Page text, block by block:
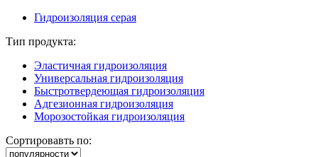
Гидроизоляция серая
Тип продукта:
Эластичная гидроизоляция
Универсальная гидроизоляция
Быстротвердеющая гидроизоляция
Адгезионная гидроизоляция
Морозостойкая гидроизоляция
Сортировавть по: